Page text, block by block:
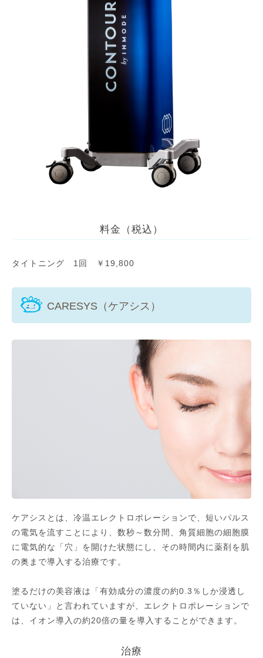
料金（税込）
タイトニング 1回 ￥19,800
CARESYS（ケアシス）
ケアシスとは、冷温エレクトロポレーションで、短いパルス
の電気を流すことにより、数秒～数分間、角質細胞の細胞膜
に電気的な「穴」を開けた状態にし、その時間内に薬剤を肌
の奥まで導入する治療です。
塗るだけの美容液は「有効成分の濃度の約0.3％しか浸透し
ていない」と言われていますが、エレクトロポレーションで
は、イオン導入の約20倍の量を導入することができます。
治療